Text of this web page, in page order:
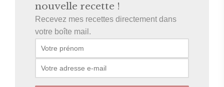
nouvelle recette !
Recevez mes recettes directement dans
votre boîte mail.